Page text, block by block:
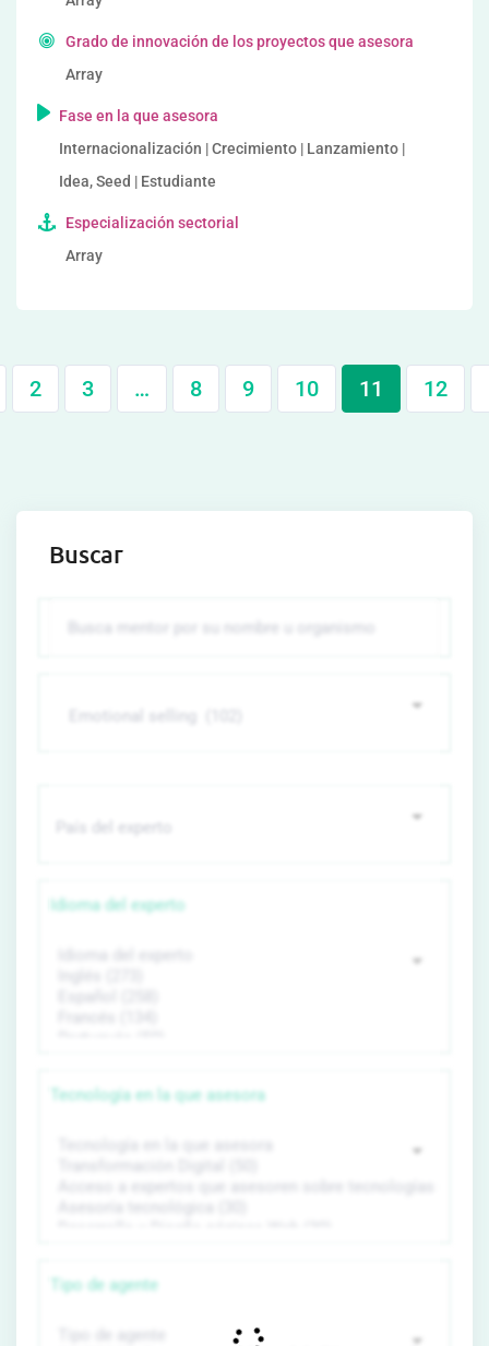
Grado de innovación de los proyectos que asesora
Array
Fase en la que asesora
Internacionalización | Crecimiento | Lanzamiento |
Idea, Seed | Estudiante
Especialización sectorial
Array
2 3 … 8 9 10 11 12
Buscar
Idioma del experto
Tecnología en la que asesora
Tipo de agente